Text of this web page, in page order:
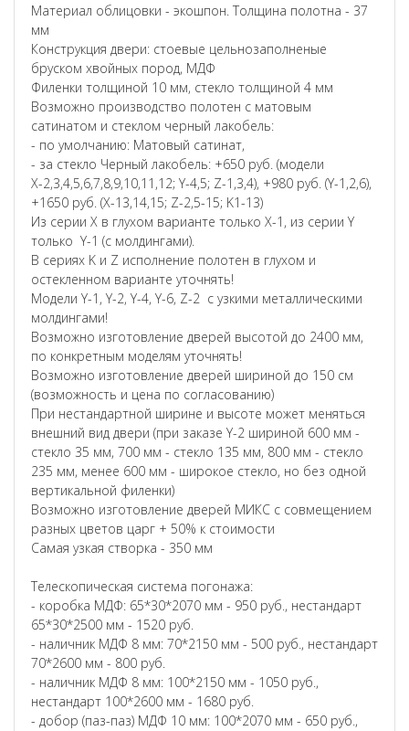
Материал облицовки - экошпон. Толщина полотна - 37
мм
Конструкция двери: стоевые цельнозаполненые
бруском хвойных пород, МДФ
Филенки толщиной 10 мм, стекло толщиной 4 мм
Возможно производство полотен с матовым
сатинатом и стеклом черный лакобель:
- по умолчанию: Матовый сатинат,
- за стекло Черный лакобель: +650 руб. (модели
Х-2,3,4,5,6,7,8,9,10,11,12; Y-4,5; Z-1,3,4), +980 руб. (Y-1,2,6),
+1650 руб. (X-13,14,15; Z-2,5-15; K1-13)
Из серии X в глухом варианте только X-1, из серии Y
только Y-1 (с молдингами).
В сериях K и Z исполнение полотен в глухом и
остекленном варианте уточнять!
Модели Y-1, Y-2, Y-4, Y-6, Z-2 с узкими металлическими
молдингами!
Возможно изготовление дверей высотой до 2400 мм,
по конкретным моделям уточнять!
Возможно изготовление дверей шириной до 150 см
(возможность и цена по согласованию)
При нестандартной ширине и высоте может меняться
внешний вид двери (при заказе Y-2 шириной 600 мм -
стекло 35 мм, 700 мм - стекло 135 мм, 800 мм - стекло
235 мм, менее 600 мм - широкое стекло, но без одной
вертикальной филенки)
Возможно изготовление дверей МИКС с совмещением
разных цветов царг + 50% к стоимости
Самая узкая створка - 350 мм
Телескопическая система погонажа:
- коробка МДФ: 65*30*2070 мм - 950 руб., нестандарт
65*30*2500 мм - 1520 руб.
- наличник МДФ 8 мм: 70*2150 мм - 500 руб., нестандарт
70*2600 мм - 800 руб.
- наличник МДФ 8 мм: 100*2150 мм - 1050 руб.,
нестандарт 100*2600 мм - 1680 руб.
- добор (паз-паз) МДФ 10 мм: 100*2070 мм - 650 руб.,